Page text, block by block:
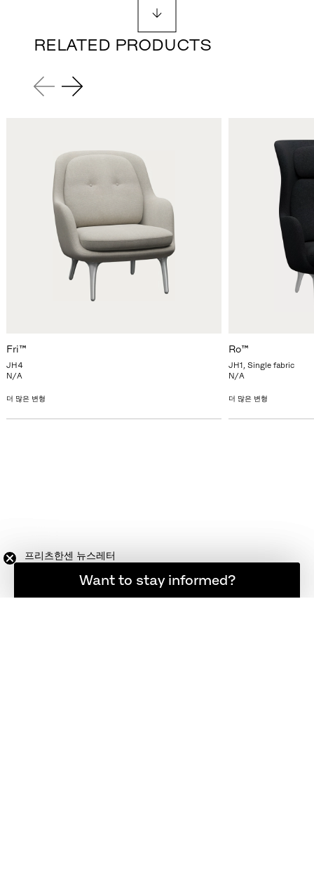
RELATED PRODUCTS
Fri™
JH4
N/A
더 많은 변형
Ro™
JH1, Single fabric
N/A
더 많은 변형
프리츠한센 뉴스레터
REGISTER소식을 계속 받아보고 싶으신가요?
Want to stay informed?